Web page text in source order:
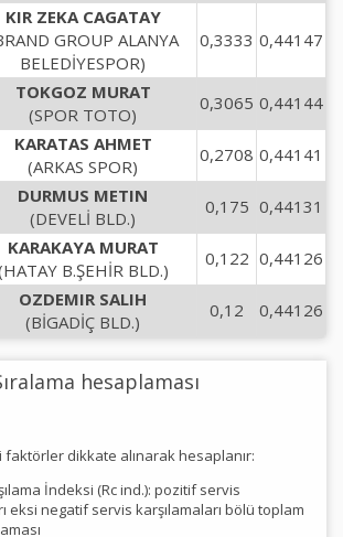
KIR ZEKA CAGATAY
GROUP ALANYA
BELEDİYESPOR)
0,3333 0,44147
TOKGOZ MURAT
(SPOR TOTO)
0,3065 0,44144
KARATAS AHMET
(ARKAS SPOR)
0,2708 0,44141
DURMUS METIN
(DEVELİ BLD.)
0,175 0,44131
KARAKAYA MURAT
B.ŞEHİR BLD.)
0,122 0,44126
OZDEMIR SALIH
(BİGADİÇ BLD.)
0,12 0,44126
hesaplaması
faktörler dikkate alınarak hesaplanır:
İndeksi (Rc ind.): pozitif servis
eksi negatif servis karşılamaları bölü toplam